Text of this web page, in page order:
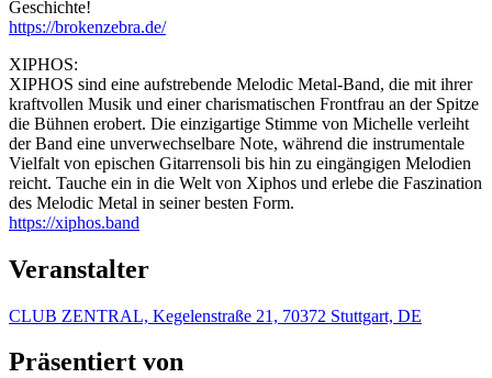
Geschichte!
https://brokenzebra.de/
XIPHOS:
XIPHOS sind eine aufstrebende Melodic Metal-Band, die mit ihrer
kraftvollen Musik und einer charismatischen Frontfrau an der Spitze
die Bühnen erobert. Die einzigartige Stimme von Michelle verleiht
der Band eine unverwechselbare Note, während die instrumentale
Vielfalt von epischen Gitarrensoli bis hin zu eingängigen Melodien
reicht. Tauche ein in die Welt von Xiphos und erlebe die Faszination
des Melodic Metal in seiner besten Form.
https://xiphos.band
Veranstalter
CLUB ZENTRAL, Kegelenstraße 21, 70372 Stuttgart, DE
Präsentiert von